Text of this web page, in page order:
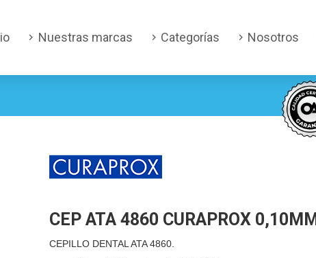
Nuestras marcas Categorías Nosotros
CEP ATA 4860 CURAPROX 0,10MM
CEPILLO DENTAL ATA 4860.